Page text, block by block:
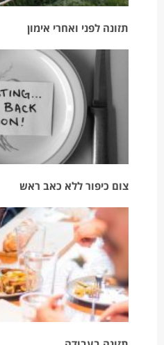
תזונה לפני ואחרי אימון
צום כיפור ללא כאב ראש